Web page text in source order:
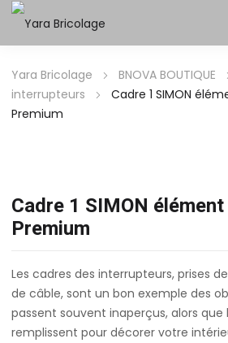
Yara Bricolage BNOVA BOUTIQUE
interrupteurs
Cadre 1 SIMON
Premium
Cadre 1 SIMON
Premium
Les cadres des interrupteurs, prises
de câble, sont un bon exemple des
passent souvent inaperçus, alors que
remplissent pour décorer votre